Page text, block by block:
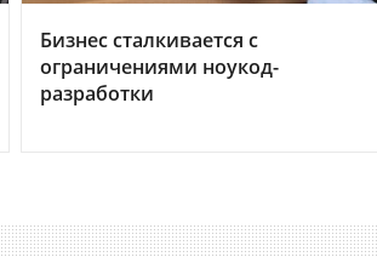
Бизнес сталкивается с
ограничениями ноукод-
разработки